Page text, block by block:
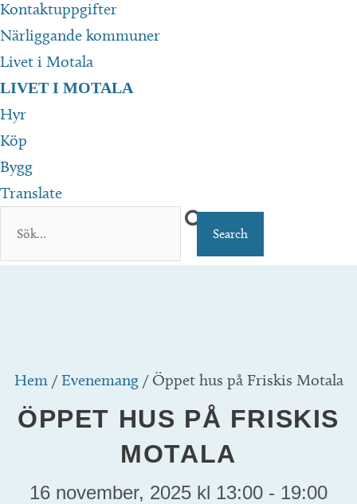
Kontaktuppgifter
Närliggande kommuner
Livet i Motala
LIVET I MOTALA
Hyr
Köp
Bygg
Translate
Hem/Evenemang/ Öppet hus på Friskis Motala
ÖPPET HUS PÅ FRISKIS
MOTALA
16 november, 2025 kl 13:00 - 19:00